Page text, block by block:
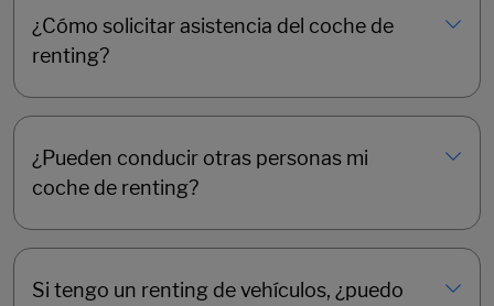
¿Cómo solicitar asistencia del coche de
renting?
¿Pueden conducir otras personas mi
coche de renting?
Si tengo un renting de vehículos, ¿puedo